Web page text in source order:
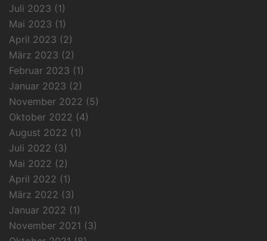
Juli 2023 (1)
Mai 2023 (1)
April 2023 (2)
März 2023 (2)
Februar 2023 (1)
Januar 2023 (2)
November 2022 (5)
Oktober 2022 (4)
August 2022 (1)
Juli 2022 (3)
Mai 2022 (2)
April 2022 (1)
März 2022 (3)
Januar 2022 (1)
November 2021 (3)